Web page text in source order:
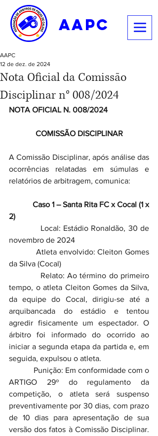
aapc
Nota Oficial da Comissão
Disciplinar n° 008/2024
AAPC
12 de dez. de 2024
NOTA OFICIAL N. 008/2024
COMISSÃO DISCIPLINAR
A Comissão Disciplinar, após análise das
ocorrências relatadas em súmulas e
relatórios de arbitragem, comunica:
Caso 1 – Santa Rita FC x Cocal (1 x
2)
Local: Estádio Ronaldão, 30 de
novembro de 2024
Atleta envolvido: Cleiton Gomes
da Silva (Cocal)
Relato: Ao término do primeiro
tempo, o atleta Cleiton Gomes da Silva,
da equipe do Cocal, dirigiu-se até a
arquibancada do estádio e tentou
agredir fisicamente um espectador. O
árbitro foi informado do ocorrido ao
iniciar a segunda etapa da partida e, em
seguida, expulsou o atleta.
Punição: Em conformidade com o
ARTIGO 29º do regulamento da
competição, o atleta será suspenso
preventivamente por 30 dias, com prazo
de 10 dias para apresentação de sua
versão dos fatos à Comissão Disciplinar.